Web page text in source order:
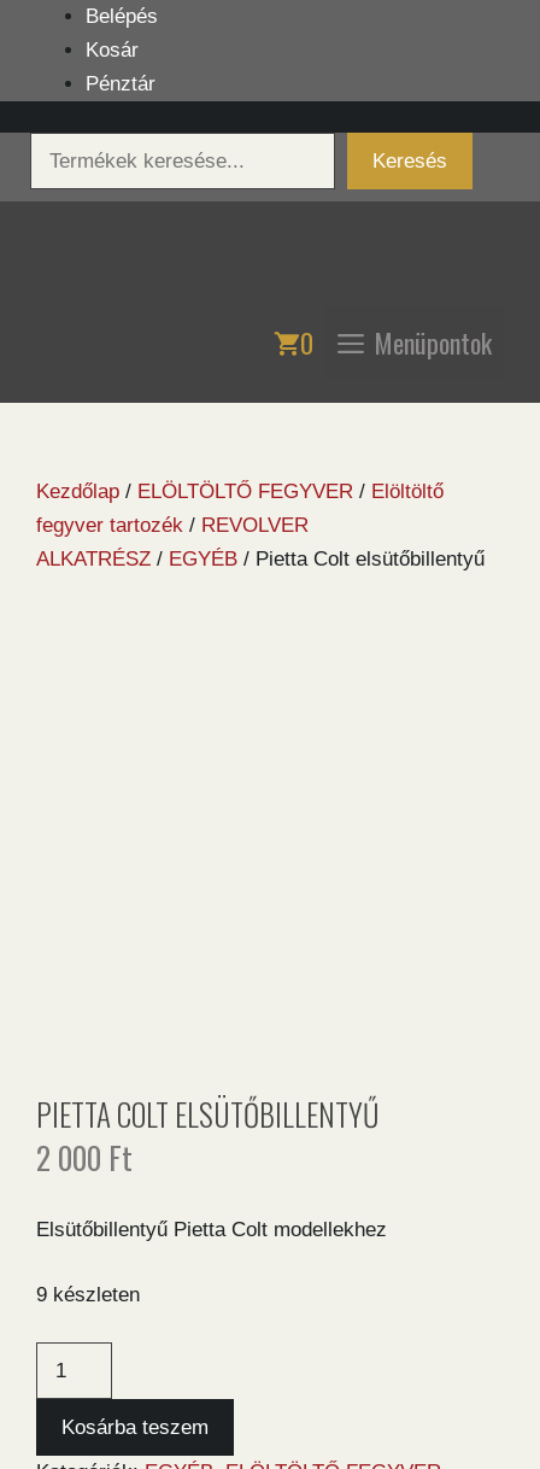
tartalomba
Belépés
Kosár
Pénztár
Keresés
Keresés
0 Menüpontok
Kezdőlap / ELÖLTÖLTŐ FEGYVER / Elöltöltő
fegyver tartozék / REVOLVER
ALKATRÉSZ / EGYÉB / Pietta Colt elsütőbillentyű
PIETTA COLT ELSÜTŐBILLENTYŰ
2 000 Ft
Elsütőbillentyű Pietta Colt modellekhez
9 készleten
Pietta
elsütőbillentyű
mennyiség
Kosárba teszem